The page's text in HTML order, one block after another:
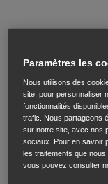
Choix de la
catégorie
1
Veuillez sélectionner
Paramètres les
Nous utilisons des
site, pour personnaliser
fonctionnalités
trafic. Nous partageons
sur notre site, avec nos
sociaux. Pour en savoir
les traitements que
vous pouvez consulter